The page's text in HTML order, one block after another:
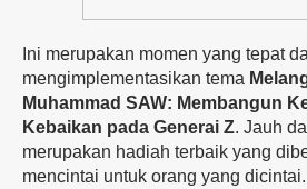
Ini merupakan momen yang tepat
mengimplementasikan tema
Muhammad SAW: Membangun
Kebaikan pada Generai Z. Jauh
merupakan hadiah terbaik yang
mencintai untuk orang yang